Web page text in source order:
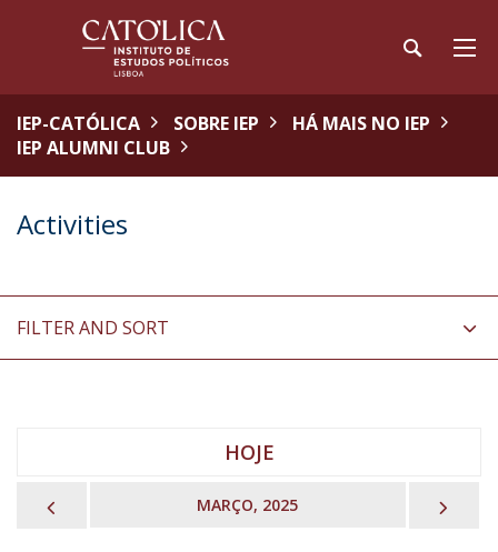
IEP-CATÓLICA SOBRE IEP
HÁ MAIS NO IEP
IEP ALUMNI CLUB
Activities
FILTER AND SORT
HOJE
MARÇO, 2025